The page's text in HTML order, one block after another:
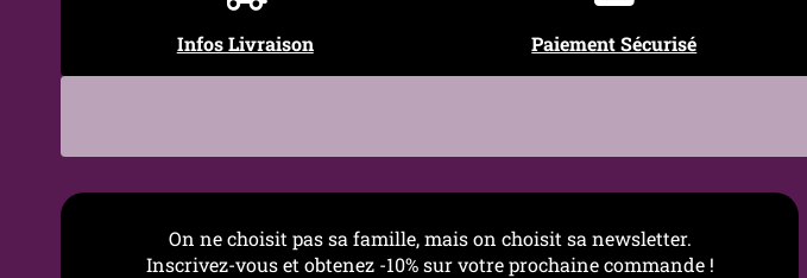
Entretien
conseillé
Chiffon doux sec ou légèrement humide, bien sécher après
Infos Livraison Paiement Sécurisé
On ne choisit pas sa famille, mais on choisit sa newsletter.
Inscrivez-vous et obtenez -10% sur votre prochaine commande !